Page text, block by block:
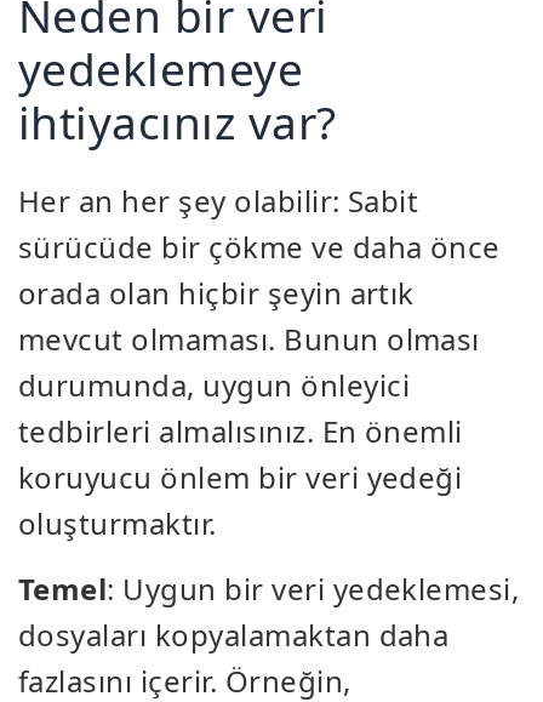
Neden bir veri
yedeklemeye
ihtiyacınız var?
Her an her şey olabilir: Sabit
sürücüde bir çökme ve daha önce
orada olan hiçbir şeyin artık
mevcut olmaması. Bunun olması
durumunda, uygun önleyici
tedbirleri almalısınız. En önemli
koruyucu önlem bir veri yedeği
oluşturmaktır.
Temel: Uygun bir veri yedeklemesi,
dosyaları kopyalamaktan daha
fazlasını içerir. Örneğin,